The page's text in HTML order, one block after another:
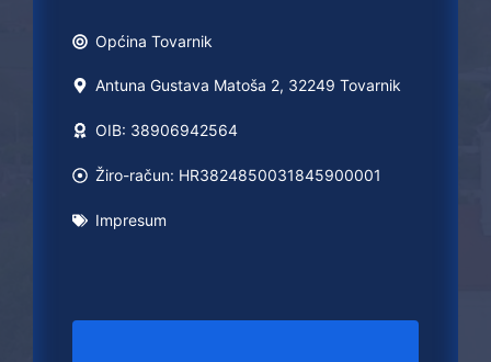
Općina Tovarnik
Antuna Gustava Matoša 2, 32249 Tovarnik
OIB: 38906942564
Žiro-račun: HR3824850031845900001
Impresum